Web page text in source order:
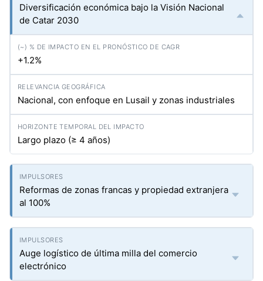
Diversificación económica bajo la Visión Nacional
de Catar 2030
+1.2%
Nacional, con enfoque en Lusail y zonas industriales
Largo plazo (≥ 4 años)
Reformas de zonas francas y propiedad extranjera
al 100%
Auge logístico de última milla del comercio
electrónico